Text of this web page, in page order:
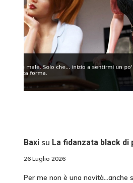
Baxisu La fidanzata black di
26 Luglio 2026
Per me non è una novità...anche